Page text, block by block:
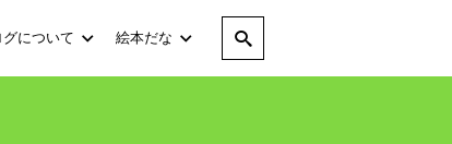
について 絵本だな